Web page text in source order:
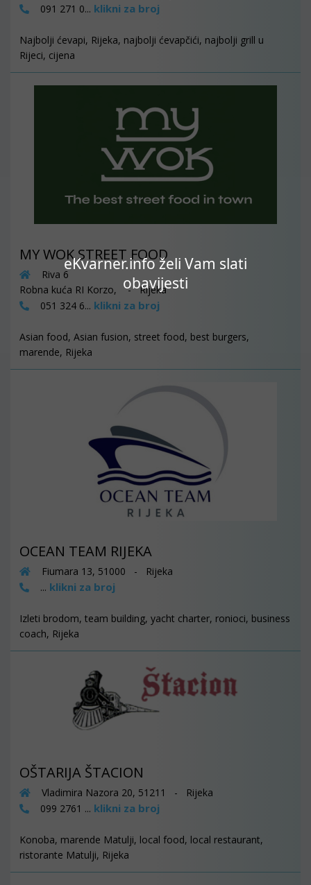
eKvarner.info želi Vam slati
obavijesti
091 271 0... klikni za broj
Najbolji ćevapi, Rijeka, najbolji ćevapčići, najbolji grill u
Rijeci, cijena
MY WOK STREET FOOD
Riva 6
Robna kuća RI Korzo, - Rijeka
051 324 6... klikni za broj
Asian food, Asian fusion, street food, best burgers,
marende, Rijeka
OCEAN TEAM RIJEKA
Fiumara 13, 51000 - Rijeka
... klikni za broj
Izleti brodom, team building, yacht charter, ronioci, business
coach, Rijeka
OŠTARIJA ŠTACION
Vladimira Nazora 20, 51211 - Rijeka
099 2761 ... klikni za broj
Konoba, marende Matulji, local food, local restaurant,
ristorante Matulji, Rijeka